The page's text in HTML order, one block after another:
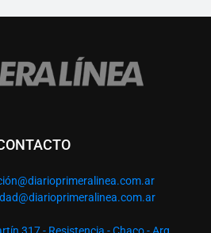
n@diarioprimeralinea.com.ar